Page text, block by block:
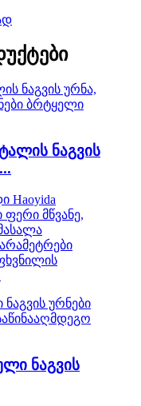
ნაგვის
Haoyida
ფერი მწვანე,
ნაგვის